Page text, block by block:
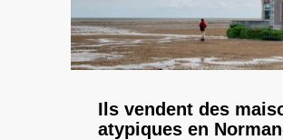
Ils vendent des
atypiques en